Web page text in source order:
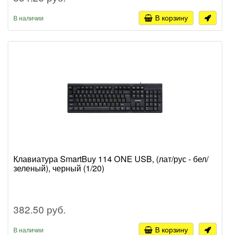
В наличии В корзину
Клавиатура SmartBuy 114 ONE USB, (лат/рус - бел/
зеленый), черный (1/20)
382.50 руб.
В наличии В корзину